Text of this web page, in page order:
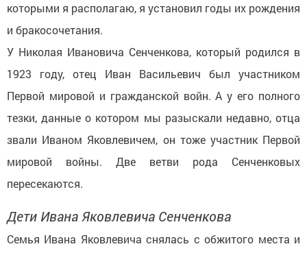
которыми я располагаю, я установил годы их рождения
и бракосочетания.
У Николая Ивановича Сенченкова, который родился в
1923 году, отец Иван Васильевич был участником
Первой мировой и гражданской войн. А у его полного
тезки, данные о котором мы разыскали недавно, отца
звали Иваном Яковлевичем, он тоже участник Первой
мировой войны. Две ветви рода Сенченковых
пересекаются.
Дети Ивана Яковлевича Сенченкова
Семья Ивана Яковлевича снялась с обжитого места и